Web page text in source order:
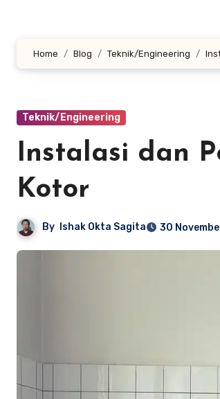
Home Blog Teknik/Engineering
Teknik/Engineering
Instalasi dan
Kotor
By Ishak Okta Sagita 30